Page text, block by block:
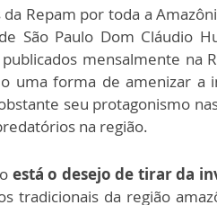
Repam por toda a
São Paulo Dom Cláudio
mensalmente na
uma forma de amenizar a
seu protagonismo
na região.
está o desejo de tirar da
tradicionais da região